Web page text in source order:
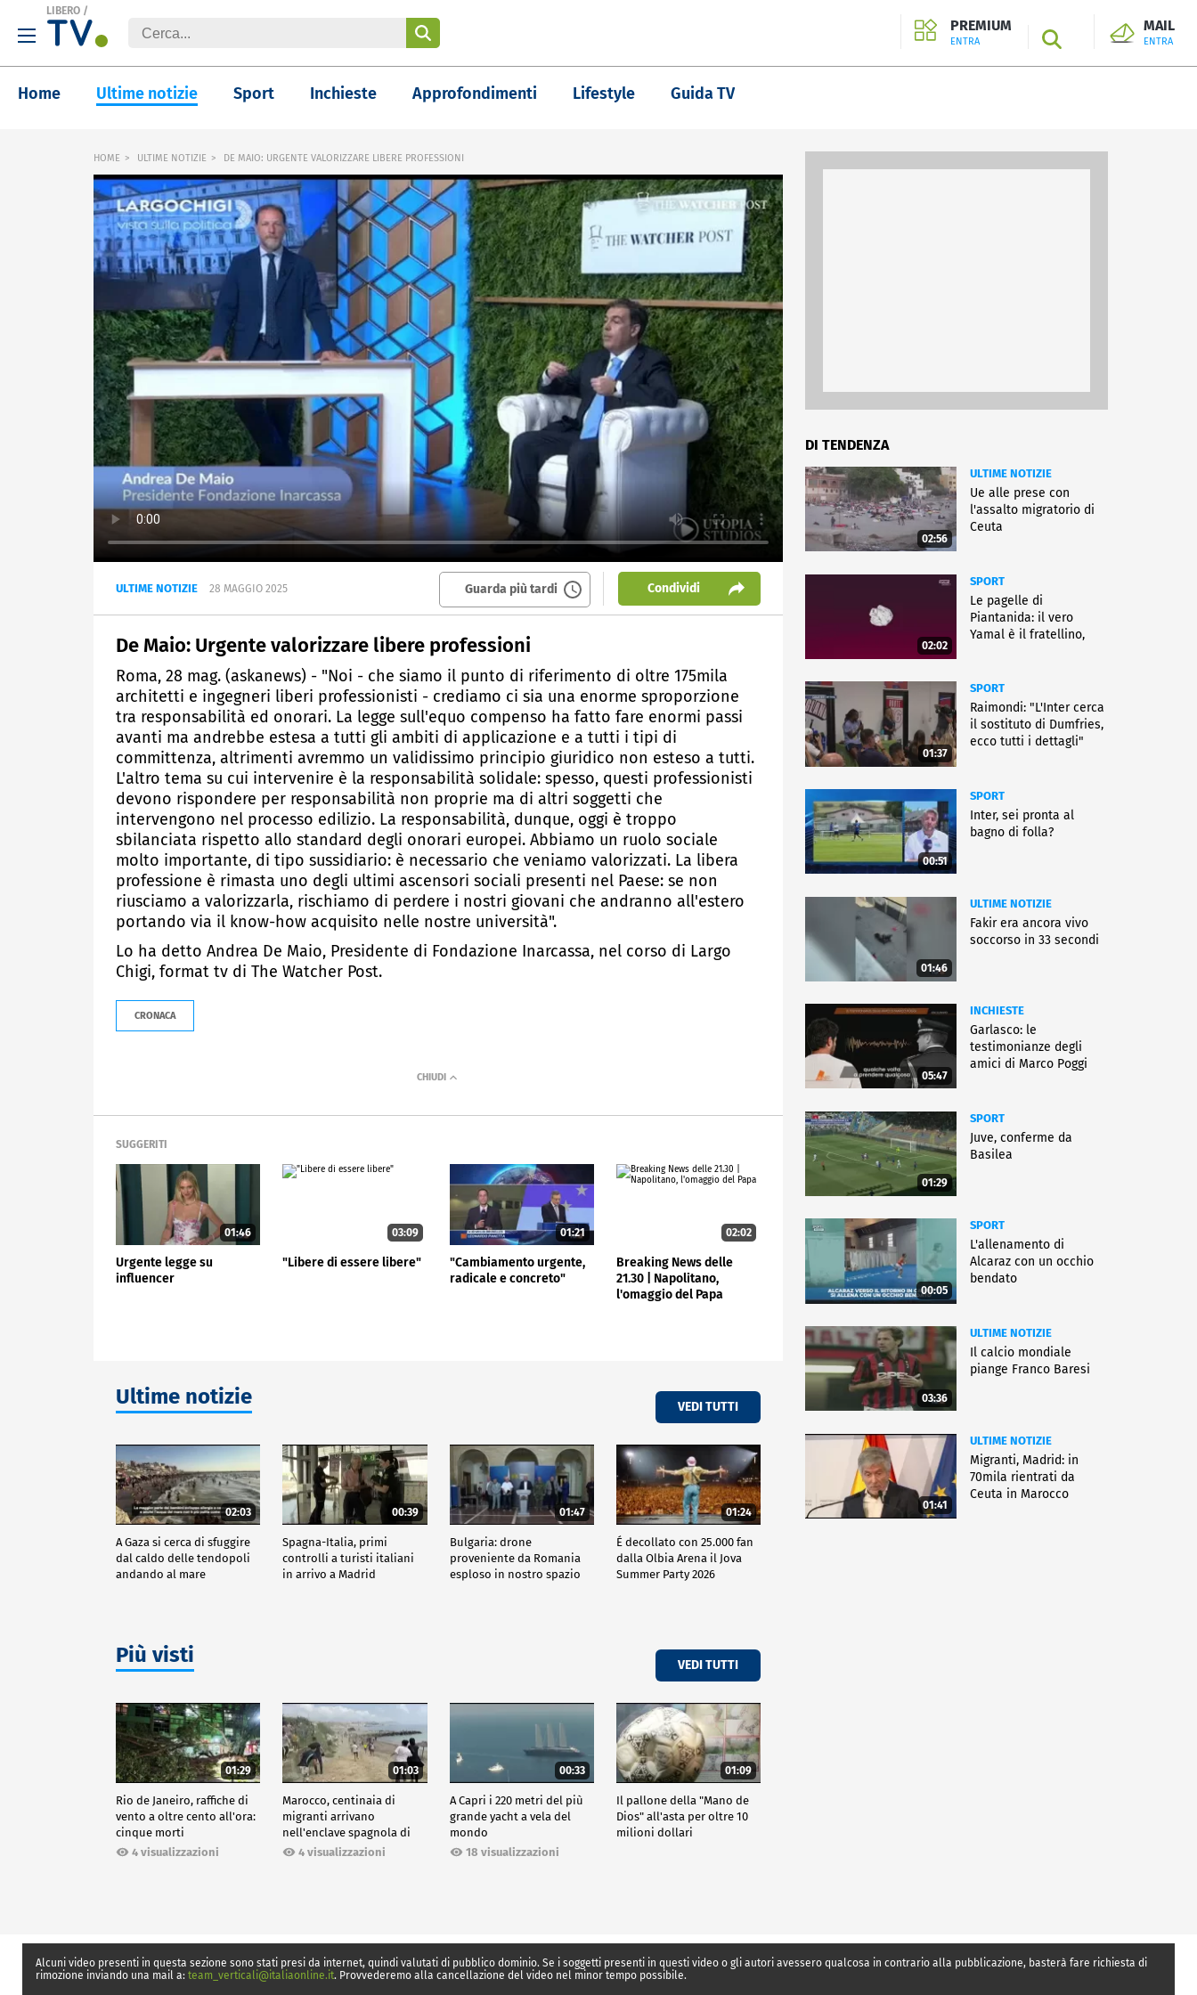
LIBERO /
PREMIUM
ENTRA SEARCH
MAIL
ENTRA
Home Ultime notizie Sport Inchieste Approfondimenti Lifestyle Guida TV
HOME ULTIME NOTIZIE DE MAIO: URGENTE VALORIZZARE LIBERE PROFESSIONI
ULTIME NOTIZIE 28 MAGGIO 2025 Guarda più tardi Condividi
De Maio: Urgente valorizzare libere professioni
Roma, 28 mag. (askanews) - "Noi - che siamo il punto di riferimento di oltre 175mila
architetti e ingegneri liberi professionisti - crediamo ci sia una enorme sproporzione
tra responsabilità ed onorari. La legge sull'equo compenso ha fatto fare enormi passi
avanti ma andrebbe estesa a tutti gli ambiti di applicazione e a tutti i tipi di
committenza, altrimenti avremmo un validissimo principio giuridico non esteso a tutti.
L'altro tema su cui intervenire è la responsabilità solidale: spesso, questi professionisti
devono rispondere per responsabilità non proprie ma di altri soggetti che
intervengono nel processo edilizio. La responsabilità, dunque, oggi è troppo
sbilanciata rispetto allo standard degli onorari europei. Abbiamo un ruolo sociale
molto importante, di tipo sussidiario: è necessario che veniamo valorizzati. La libera
professione è rimasta uno degli ultimi ascensori sociali presenti nel Paese: se non
riusciamo a valorizzarla, rischiamo di perdere i nostri giovani che andranno all'estero
portando via il know-how acquisito nelle nostre università".
Lo ha detto Andrea De Maio, Presidente di Fondazione Inarcassa, nel corso di Largo
Chigi, format tv di The Watcher Post.
CRONACA
SUGGERITI
01:46
Urgente legge su
influencer
03:09
"Libere di essere libere"
01:21
"Cambiamento urgente,
radicale e concreto"
02:02
Breaking News delle
21.30 | Napolitano,
l'omaggio del Papa
Ultime notizie VEDI TUTTI
02:03
A Gaza si cerca di sfuggire
dal caldo delle tendopoli
andando al mare
00:39
Spagna-Italia, primi
controlli a turisti italiani
in arrivo a Madrid
01:47
Bulgaria: drone
proveniente da Romania
esploso in nostro spazio
01:24
É decollato con 25.000 fan
dalla Olbia Arena il Jova
Summer Party 2026
Più visti VEDI TUTTI
01:29
Rio de Janeiro, raffiche di
vento a oltre cento all'ora:
cinque morti
4 visualizzazioni
01:03
Marocco, centinaia di
migranti arrivano
nell'enclave spagnola di
Ceuta4 visualizzazioni
00:33
A Capri i 220 metri del più
grande yacht a vela del
mondo
18 visualizzazioni
01:09
Il pallone della "Mano de
Dios" all'asta per oltre 10
milioni dollari
DI TENDENZA
02:56
ULTIME NOTIZIE
Ue alle prese con
l'assalto migratorio di
Ceuta
02:02
SPORT
Le pagelle di
Piantanida: il vero
Yamal è il fratellino,
01:37
SPORT
Raimondi: "L'Inter cerca
il sostituto di Dumfries,
ecco tutti i dettagli"
00:51
SPORT
Inter, sei pronta al
bagno di folla?
01:46
ULTIME NOTIZIE
Fakir era ancora vivo
soccorso in 33 secondi
05:47
INCHIESTE
Garlasco: le
testimonianze degli
amici di Marco Poggi
01:29
SPORT
Juve, conferme da
Basilea
00:05
SPORT
L'allenamento di
Alcaraz con un occhio
bendato
03:36
ULTIME NOTIZIE
Il calcio mondiale
piange Franco Baresi
01:41
ULTIME NOTIZIE
Migranti, Madrid: in
70mila rientrati da
Ceuta in Marocco
Alcuni video presenti in questa sezione sono stati presi da internet, quindi valutati di pubblico dominio. Se i soggetti presenti in questi video o gli autori avessero qualcosa in contrario alla pubblicazione, basterà fare richiesta di
rimozione inviando una mail a: team_verticali@italiaonline.it. Provvederemo alla cancellazione del video nel minor tempo possibile.